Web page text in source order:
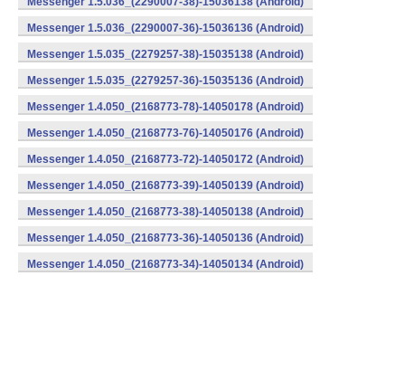
Messenger 1.5.036_(2290007-36)-15036136 (Android)
Messenger 1.5.035_(2279257-38)-15035138 (Android)
Messenger 1.5.035_(2279257-36)-15035136 (Android)
Messenger 1.4.050_(2168773-78)-14050178 (Android)
Messenger 1.4.050_(2168773-76)-14050176 (Android)
Messenger 1.4.050_(2168773-72)-14050172 (Android)
Messenger 1.4.050_(2168773-39)-14050139 (Android)
Messenger 1.4.050_(2168773-38)-14050138 (Android)
Messenger 1.4.050_(2168773-36)-14050136 (Android)
Messenger 1.4.050_(2168773-34)-14050134 (Android)